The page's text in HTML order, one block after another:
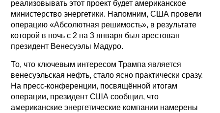
реализовывать этот проект будет американское
министерство энергетики. Напомним, США провели
операцию «Абсолютная решимость», в результате
которой в ночь с 2 на 3 января был арестован
президент Венесуэлы Мадуро.
То, что ключевым интересом Трампа является
венесуэльская нефть, стало ясно практически сразу.
На пресс-конференции, посвящённой итогам
операции, президент США сообщил, что
американские энергетические компании намерены